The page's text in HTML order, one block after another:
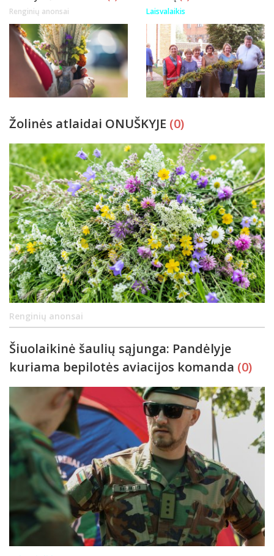
Renginių anonsai Laisvalaikis
Žolinės atlaidai ONUŠKYJE (0)
Renginių anonsai
Šiuolaikinė šaulių sąjunga: Pandėlyje
kuriama bepilotės aviacijos komanda (0)